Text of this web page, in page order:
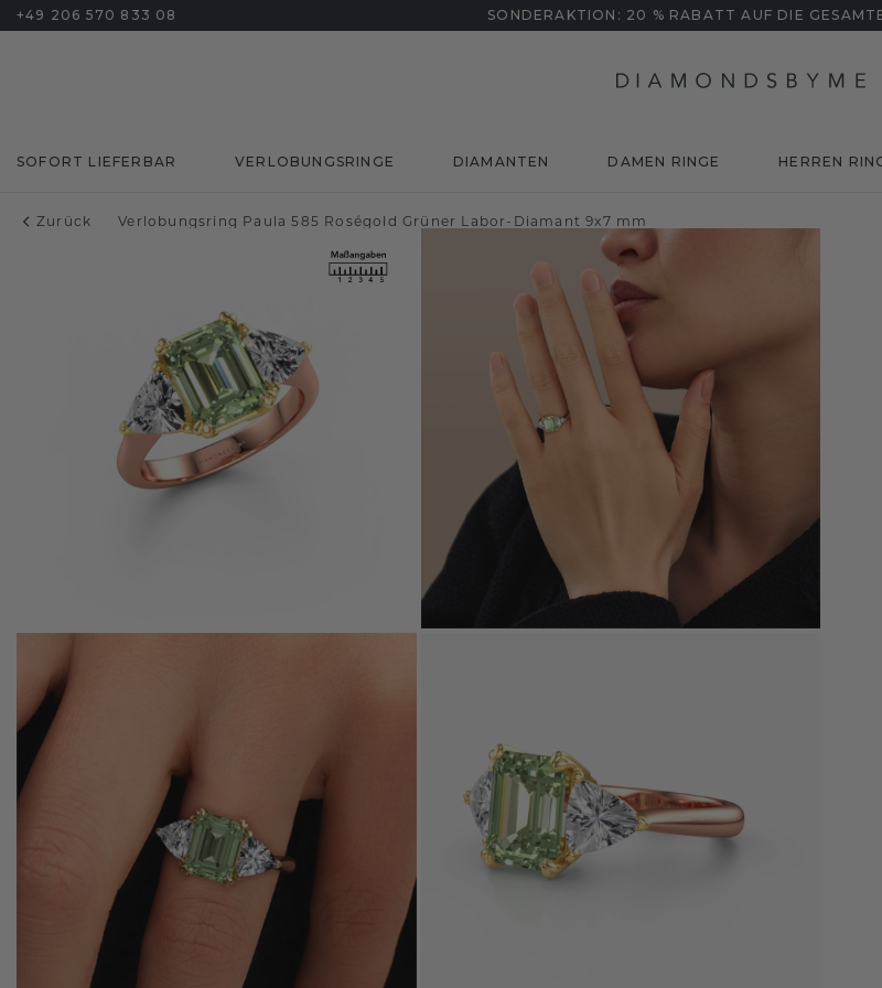
+49 206 570 833 08 SONDERAKTION: 20 % RABATT AUF DIE
SOFORT LIEFERBAR VERLOBUNGSRINGE DIAMANTEN DAMEN RINGE HERREN
Zurück Verlobungsring Paula 585 Roségold Grüner Labor-Diamant 9x7 mm